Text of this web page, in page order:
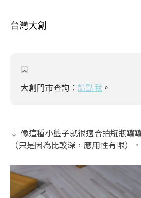
台灣大創
大創門市查詢： 請點我 。
↓ 像這種小籃子就很適合拍瓶瓶罐
（只是因為比較深，應用性有限）。